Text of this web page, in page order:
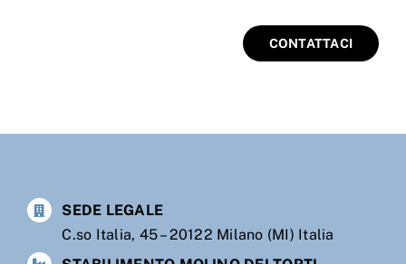
CONTATTACI
SEDE LEGALE
C.so Italia, 45 – 20122 Milano (MI) Italia